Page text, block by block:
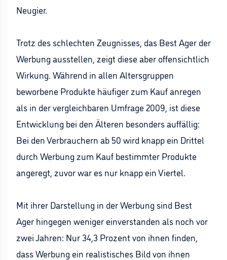
Neugier.
Trotz des schlechten Zeugnisses, das Best Ager der
Werbung ausstellen, zeigt diese aber offensichtlich
Wirkung. Während in allen Altersgruppen
beworbene Produkte häufiger zum Kauf anregen
als in der vergleichbaren Umfrage 2009, ist diese
Entwicklung bei den Älteren besonders auffällig:
Bei den Verbrauchern ab 50 wird knapp ein Drittel
durch Werbung zum Kauf bestimmter Produkte
angeregt, zuvor war es nur knapp ein Viertel.
Mit ihrer Darstellung in der Werbung sind Best
Ager hingegen weniger einverstanden als noch vor
zwei Jahren: Nur 34,3 Prozent von ihnen finden,
dass Werbung ein realistisches Bild von ihnen